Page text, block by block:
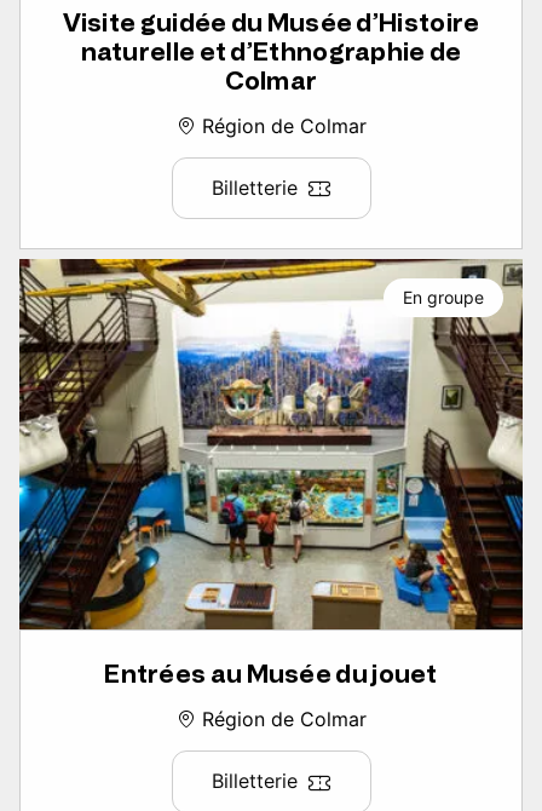
Visite guidée du Musée d’Histoire
naturelle et d’Ethnographie de
Colmar
Région de Colmar
Billetterie
Entrées au Musée du jouet
Région de Colmar
Billetterie
En groupe